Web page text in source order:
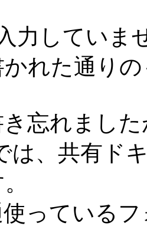
力していま
れた通り
忘れまし
は、共有ド
っている